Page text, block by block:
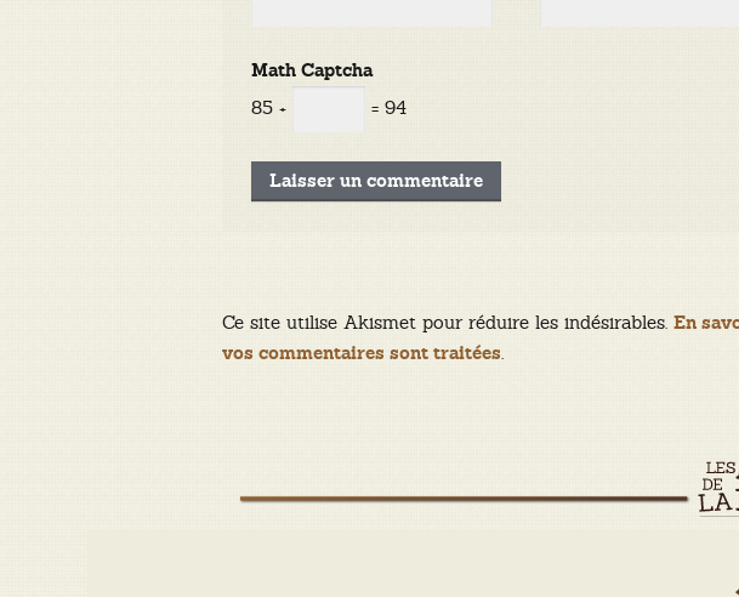
Math Captcha
85 +
= 94
Ce site utilise Akismet pour réduire les indésirables.En
vos commentaires sont traitées.